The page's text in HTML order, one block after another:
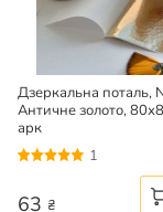
Дзеркальна поталь,
Античне золото,
арк
1
63 ₴